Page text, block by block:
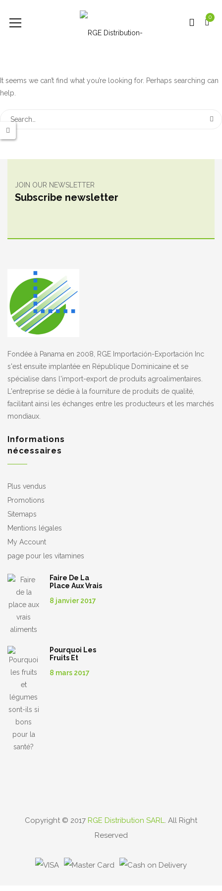
0
It seems we can’t find what you’re looking for. Perhaps searching can
help.
JOIN OUR NEWSLETTER
Subscribe newsletter
Fondée à Panama en 2008, RGE Importación-Exportación Inc
s'est ensuite implantée en République Dominicaine et se
spécialise dans l'import-export de produits agroalimentaires.
L'entreprise se dédie à la fourniture de produits de qualité,
facilitant ainsi les échanges entre les producteurs et les marchés
mondiaux.
Informations
nécessaires
Plus vendus
Promotions
Sitemaps
Mentions légales
My Account
page pour les vitamines
Faire De La
Place Aux Vrais
8 janvier 2017
Pourquoi Les
Fruits Et
Sont-Ils Si Bons
8 mars 2017
Copyright © 2017 RGE Distribution SARL. All Right
Reserved